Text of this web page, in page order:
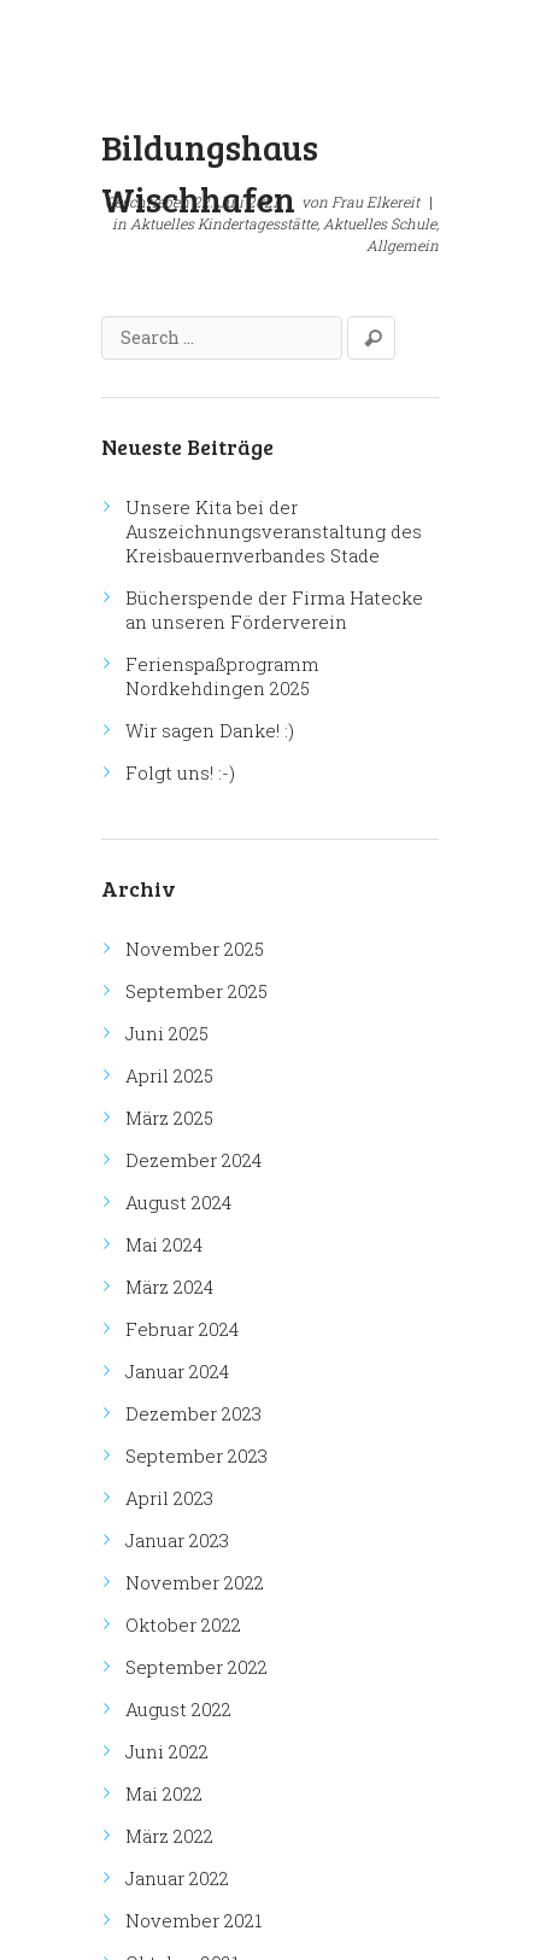
Bildungshaus
Wischhafen
Geschrieben22. Juli 2021 | von Frau Elkereit |
in Aktuelles Kindertagesstätte, Aktuelles Schule,
Allgemein
Neueste Beiträge
Unsere Kita bei der
Auszeichnungsveranstaltung des
Kreisbauernverbandes Stade
Bücherspende der Firma Hatecke
an unseren Förderverein
Ferienspaßprogramm
Nordkehdingen 2025
Wir sagen Danke! :)
Folgt uns! :-)
Archiv
November 2025
September 2025
Juni 2025
April 2025
März 2025
Dezember 2024
August 2024
Mai 2024
März 2024
Februar 2024
Januar 2024
Dezember 2023
September 2023
April 2023
Januar 2023
November 2022
Oktober 2022
September 2022
August 2022
Juni 2022
Mai 2022
März 2022
Januar 2022
November 2021